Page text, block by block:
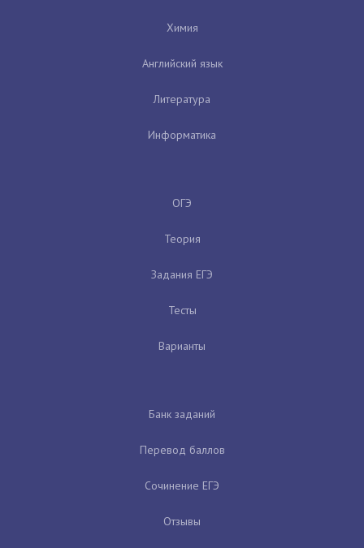
Химия
Английский язык
Литература
Информатика
ОГЭ
Теория
Задания ЕГЭ
Тесты
Варианты
Банк заданий
Перевод баллов
Сочинение ЕГЭ
Отзывы